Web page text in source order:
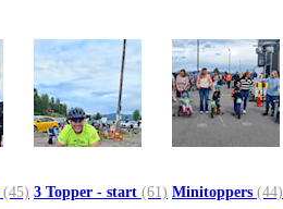
(45) 3 Topper - start (61) Minitoppers (44)